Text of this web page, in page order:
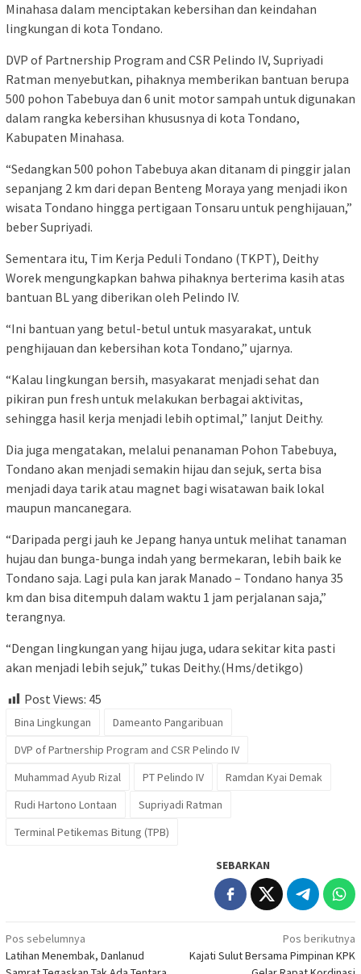
Minahasa dalam menciptakan kebersihan dan keindahan
lingkungan di kota Tondano.
DVP of Partnership Program and CSR Pelindo IV, Supriyadi
Ratman menyebutkan, pihaknya memberikan bantuan berupa
500 pohon Tabebuya dan 6 unit motor sampah untuk digunakan
dalam rangka kebersihan khususnya di kota Tondano,
Kabupaten Minahasa.
“Sedangkan 500 pohon Tabebuya akan ditanam di pinggir jalan
sepanjang 2 km dari depan Benteng Moraya yang menjadi ikon
wisata Tondano hingga pertigaan Tonsaru untuk penghijauan,”
beber Supriyadi.
Sementara itu, Tim Kerja Peduli Tondano (TKPT), Deithy
Worek mengungkapkan bahwa pihaknya berterima kasih atas
bantuan BL yang diberikan oleh Pelindo IV.
“Ini bantuan yang betul-betul untuk masyarakat, untuk
penghijauan dan kebersihan kota Tondano,” ujarnya.
“Kalau lingkungan bersih, masyakarat menjadi sehat dan
pikiran pun fresh untuk melakukan berbagai aktivitas,
sehingga hasil kerja menjadi lebih optimal,” lanjut Deithy.
Dia juga mengatakan, melalui penanaman Pohon Tabebuya,
Tondano akan menjadi semakin hijau dan sejuk, serta bisa
menjadi daya tarik atau magnet bagi wisatawan baik lokal
maupun mancanegara.
“Daripada pergi jauh ke Jepang hanya untuk melihat tanaman
hujau dan bunga-bunga indah yang bermekaran, lebih baik ke
Tondano saja. Lagi pula kan jarak Manado – Tondano hanya 35
km dan bisa ditempuh dalam waktu 1 jam perjalanan saja,”
terangnya.
“Dengan lingkungan yang hijau juga, udara sekitar kita pasti
akan menjadi lebih sejuk,” tukas Deithy.(Hms/detikgo)
Post Views: 45
Bina Lingkungan
Dameanto Pangaribuan
DVP of Partnership Program and CSR Pelindo IV
Muhammad Ayub Rizal
PT Pelindo IV
Ramdan Kyai Demak
Rudi Hartono Lontaan
Supriyadi Ratman
Terminal Petikemas Bitung (TPB)
SEBARKAN
Navigasi
pos
Pos sebelumnya
Latihan Menembak, Danlanud
Pos berikutnya
Kajati Sulut Bersama Pimpinan KPK